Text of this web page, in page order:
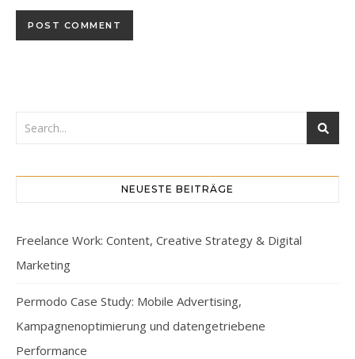
NEUESTE BEITRÄGE
Freelance Work: Content, Creative Strategy & Digital
Marketing
Permodo Case Study: Mobile Advertising,
Kampagnenoptimierung und datengetriebene
Performance